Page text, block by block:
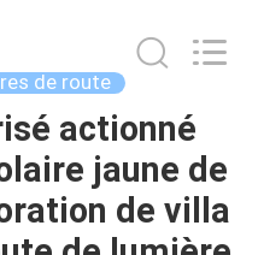
de route
actionné
jaune de
de villa